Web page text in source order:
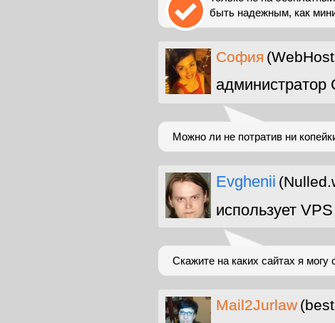
быть надежным, как
София
администратор
Можно ли не потратив ни
Evghenii
использует
Скажите на каких сайтах я могу
Mail2Jurlaw